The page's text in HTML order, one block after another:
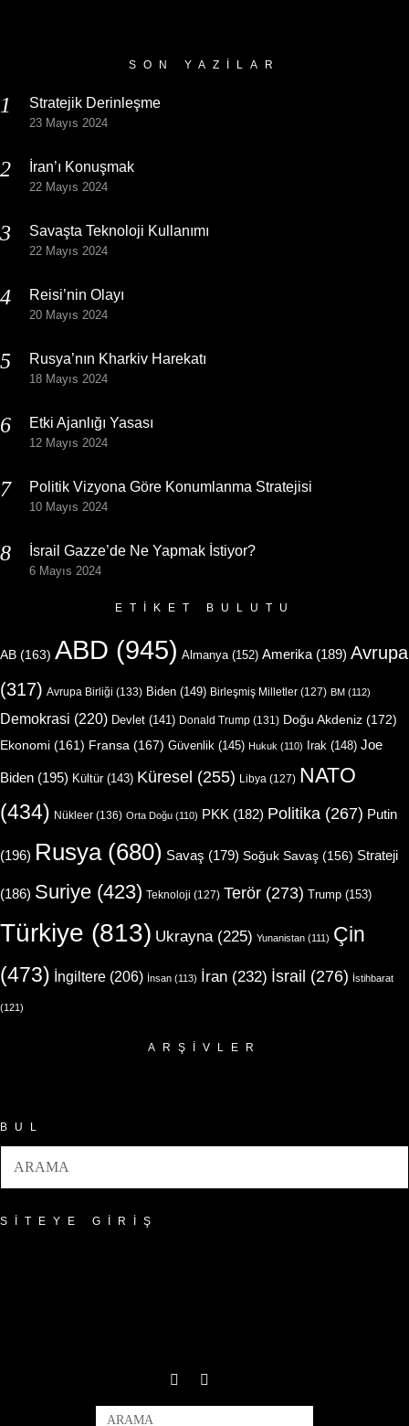
SON YAZILAR
Stratejik Derinleşme
23 Mayıs 2024
İran’ı Konuşmak
22 Mayıs 2024
Savaşta Teknoloji Kullanımı
22 Mayıs 2024
Reisi’nin Olayı
20 Mayıs 2024
Rusya’nın Kharkiv Harekatı
18 Mayıs 2024
Etki Ajanlığı Yasası
12 Mayıs 2024
Politik Vizyona Göre Konumlanma Stratejisi
10 Mayıs 2024
İsrail Gazze’de Ne Yapmak İstiyor?
6 Mayıs 2024
ETIKET BULUTU
AB (163) ABD (945) Almanya(152) Amerika (189) Avrupa
(317) Avrupa Birliği (133) Biden (149) Birleşmiş Milletler (127) BM (112)
Demokrasi (220) Devlet (141) Donald Trump (131) Doğu Akdeniz (172)
Ekonomi (161) Fransa (167) Güvenlik (145) Hukuk (110) Irak (148) Joe
Biden (195) Kültür(143) Küresel (255) Libya (127) NATO
(434) Nükleer (136) Orta Doğu (110) PKK (182) Politika (267) Putin
(196) Rusya(680) Savaş (179) Soğuk Savaş (156) Strateji
(186) Suriye (423) Teknoloji (127) Terör (273) Trump (153)
Türkiye (813) Ukrayna(225) Yunanistan (111) Çin
(473) İngiltere (206) İnsan (113) İran (232) İsrail (276) İstihbarat
(121)
ARŞIVLER
BUL
SITEYE GIRIŞ